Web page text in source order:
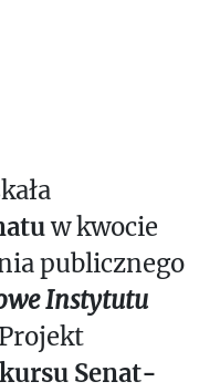
w kwocie
publicznego
Instytutu
Projekt
Senat-